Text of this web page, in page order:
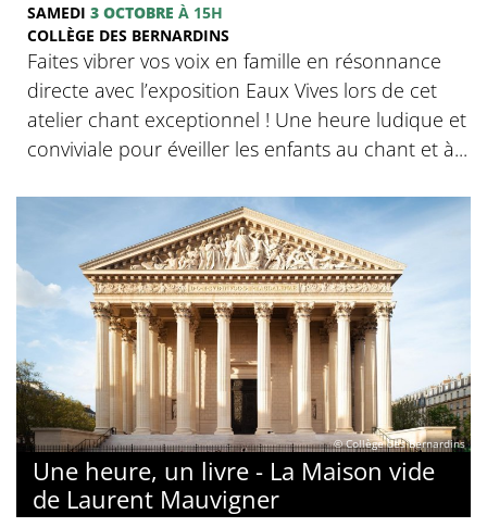
SAMEDI 3 OCTOBRE À 15H
COLLÈGE DES BERNARDINS
Faites vibrer vos voix en famille en résonnance
directe avec l’exposition Eaux Vives lors de cet
atelier chant exceptionnel ! Une heure ludique et
conviviale pour éveiller les enfants au chant et à...
© Collège des Bernardins
Une heure, un livre - La Maison vide
de Laurent Mauvigner